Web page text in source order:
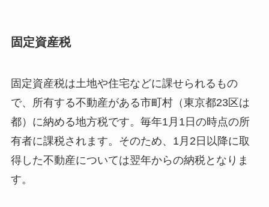
固定資産税
固定資産税は土地や住宅などに課せられるもの
で、所有する不動産がある市町村（東京都23区は
都）に納める地方税です。毎年1月1日の時点の所
有者に課税されます。そのため、1月2日以降に取
得した不動産については翌年からの納税となりま
す。